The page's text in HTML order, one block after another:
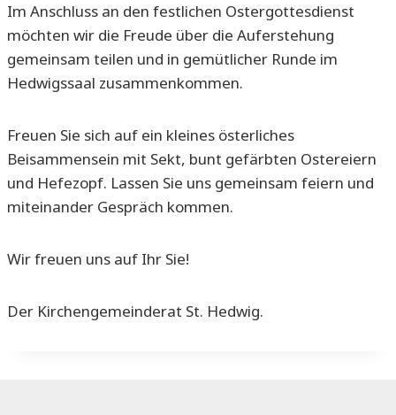
Im Anschluss an den festlichen Ostergottesdienst
möchten wir die Freude über die Auferstehung
gemeinsam teilen und in gemütlicher Runde im
Hedwigssaal zusammenkommen.
Freuen Sie sich auf ein kleines österliches
Beisammensein mit Sekt, bunt gefärbten Ostereiern
und Hefezopf. Lassen Sie uns gemeinsam feiern und
miteinander Gespräch kommen.
Wir freuen uns auf Ihr Sie!
Der Kirchengemeinderat St. Hedwig.